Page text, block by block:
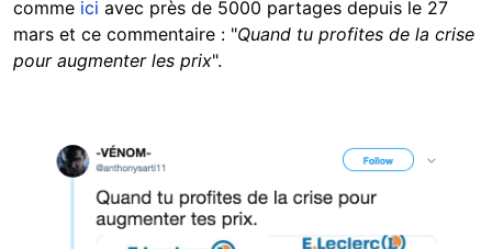
comme ici avec près de 5000 partages depuis le 27
mars et ce commentaire : "Quand tu profites de la crise
pour augmenter les prix".
Image